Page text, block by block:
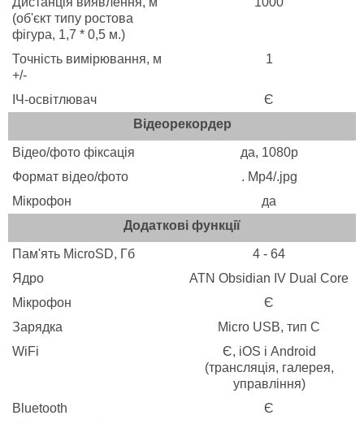
(об'єкт типу ростова
фігура, 1,7 * 0,5 м.)
Точність вимірювання, м
+/-
1
ІЧ-освітлювач
Є
Відеорекордер
Відео/фото фіксація
да, 1080p
Формат відео/фото
. Mp4/.jpg
Мікрофон
да
Додаткові функції
Пам'ять MicroSD, Гб
4 - 64
Ядро
ATN Obsidian IV Dual Core
Мікрофон
Є
Зарядка
Micro USB, тип C
WiFi
Є, iOS і Android
(трансляція, галерея,
управління)
Bluetooth
Є